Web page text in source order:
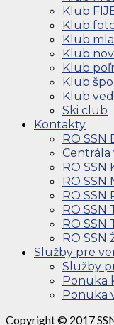
Klub
Klub
Klub
Klub
Klub
Klub
Klub
Ski club
Kontakty
RO SSN
Centrála
RO SSN
RO SSN
RO SSN
RO SSN
RO SSN
RO SSN
Služby pre
Služby
Ponuka
Ponuka
Copyright © 2017